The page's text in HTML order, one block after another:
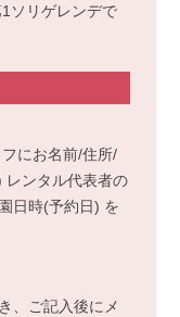
ソリゲレンデで
にお名前/住所/
レンタル代表者の
日時(予約日) を
、ご記入後にメ